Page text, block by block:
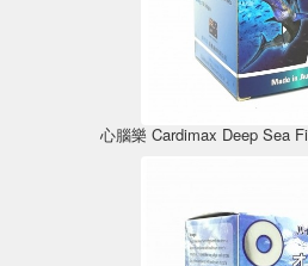
心腦樂 Cardimax Deep Sea